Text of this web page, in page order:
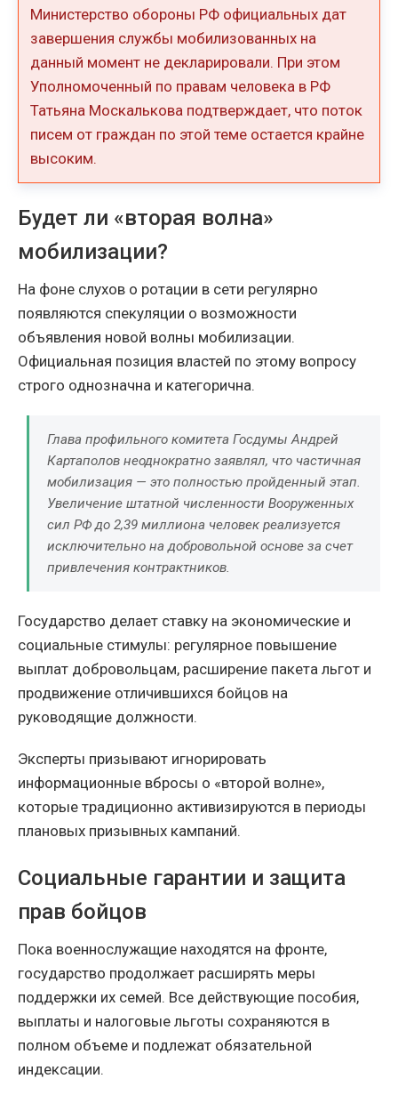
Министерство обороны РФ официальных дат
завершения службы мобилизованных на
данный момент не декларировали. При этом
Уполномоченный по правам человека в РФ
Татьяна Москалькова подтверждает, что поток
писем от граждан по этой теме остается крайне
высоким.
Будет ли «вторая волна»
мобилизации?
На фоне слухов о ротации в сети регулярно
появляются спекуляции о возможности
объявления новой волны мобилизации.
Официальная позиция властей по этому вопросу
строго однозначна и категорична.
Глава профильного комитета Госдумы Андрей
Картаполов неоднократно заявлял, что частичная
мобилизация — это полностью пройденный этап.
Увеличение штатной численности Вооруженных
сил РФ до 2,39 миллиона человек реализуется
исключительно на добровольной основе за счет
привлечения контрактников.
Государство делает ставку на экономические и
социальные стимулы: регулярное повышение
выплат добровольцам, расширение пакета льгот и
продвижение отличившихся бойцов на
руководящие должности.
Эксперты призывают игнорировать
информационные вбросы о «второй волне»,
которые традиционно активизируются в периоды
плановых призывных кампаний.
Социальные гарантии и защита
прав бойцов
Пока военнослужащие находятся на фронте,
государство продолжает расширять меры
поддержки их семей. Все действующие пособия,
выплаты и налоговые льготы сохраняются в
полном объеме и подлежат обязательной
индексации.